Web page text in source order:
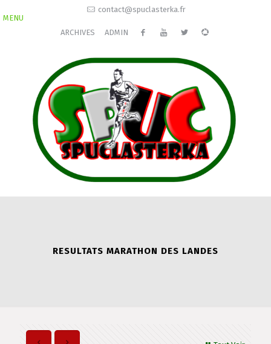
contact@spuclasterka.fr
ARCHIVES ADMIN
MENU
RESULTATS MARATHON DES LANDES